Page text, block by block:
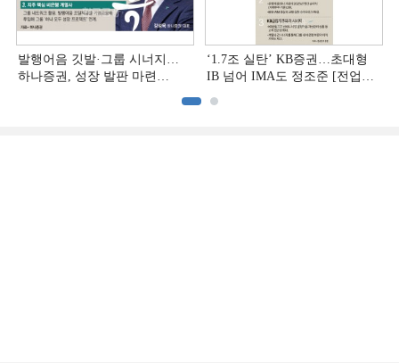
발행어음 깃발·그룹 시너지…
하나증권, 성장 발판 마련
‘1.7조 실탄’ KB증권…초대형
IB 넘어 IMA도 정조준 [전업계